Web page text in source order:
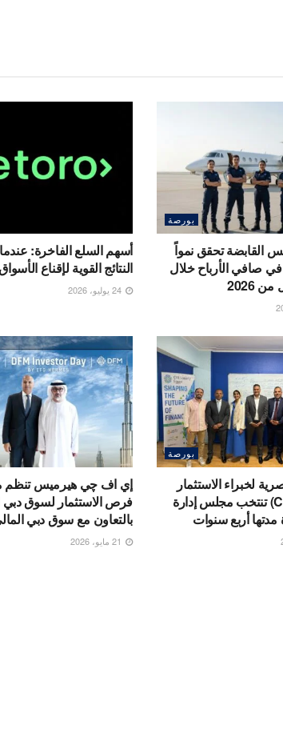
بورصة
القابضة تحقق نمواً
96% في صافي الأرباح خلال
2026
أسهم السلع الفاخرة:
النتائج القوية لإقناع
بورصة
لخبراء الاستثمار
(CFA Egypt) تنتخب مجلس إدارة
مدتها أربع سنوات
إي اف چي هيرميس تنظم
فرص الاستثمار لسوق دبي
بالتعاون مع سوق دبي